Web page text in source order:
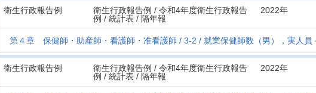
衛生行政報告例
衛生行政報告例 / 令和4年度衛生行政報告
例 / 統計表 / 隔年報
2022年
第４章 保健師・助産師・看護師・准看護師 3-2 就業保健師数（男），実人員
衛生行政報告例
衛生行政報告例 / 令和4年度衛生行政報告
例 / 統計表 / 隔年報
2022年